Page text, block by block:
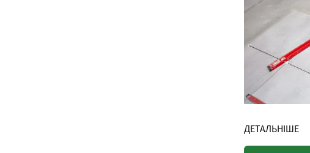
ДЕТАЛЬНІШЕ